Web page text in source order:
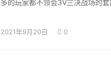
多的玩家都不领会3V三决战场的
2021年9月20日 0